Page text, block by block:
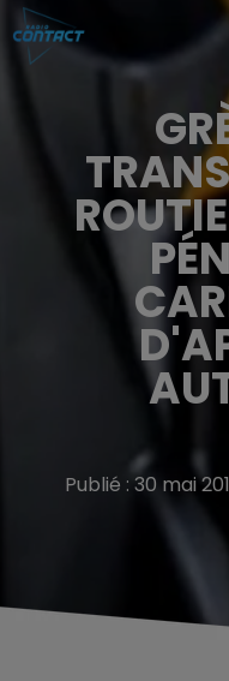
Publié : 30 mai